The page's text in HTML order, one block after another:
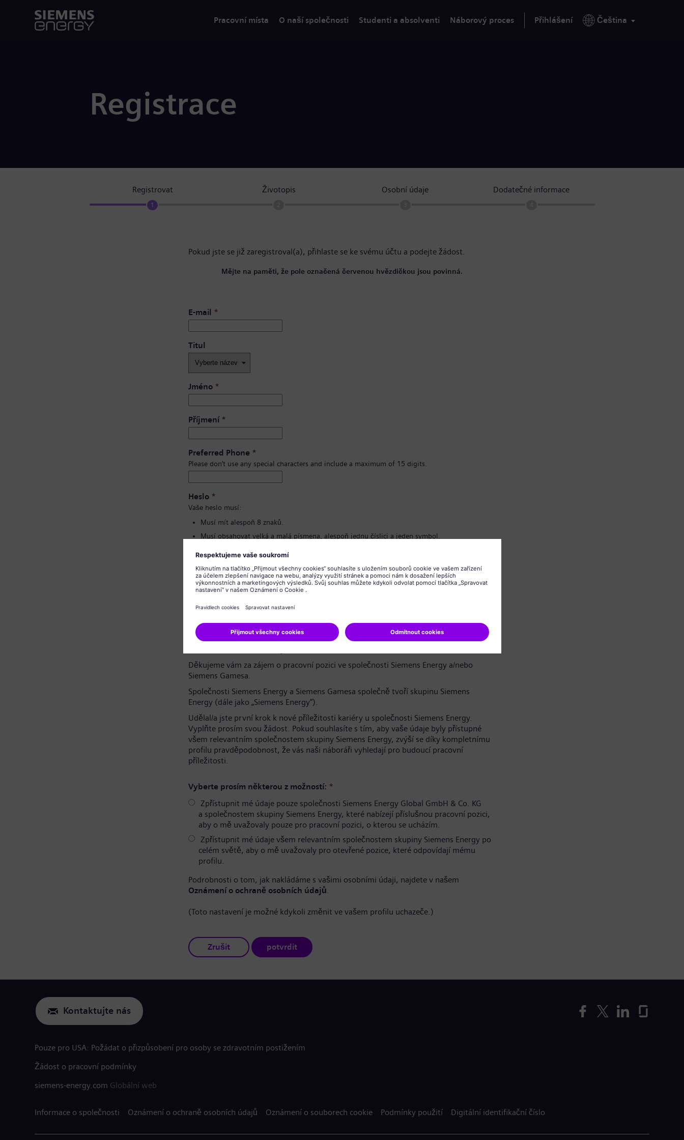
Pracovní místa O naší společnosti Studenti a absolventi Náborový proces Přihlášení Čeština
Registrace
Registrovat
1
Životopis Osobní údaje Dodatečné informace
Pokud jste se již zaregistroval(a), přihlaste se ke svému účtu a podejte žádost.
Mějte na paměti, že pole označená červenou hvězdičkou jsou povinná.
E-mail *
Titul
Jméno *
Příjmení*
Preferred Phone *
Please don’t use any special characters and include a maximum of 15 digits.
Heslo *
Vaše heslo musí:
Musí mít alespoň 8 znaků.
Musí obsahovat velká a malá písmena, alespoň jednu číslici a jeden symbol.
Oznámení o ochraně osobních údajů
Děkujeme vám za zájem o pracovní pozici ve společnosti Siemens Energy a/nebo
Siemens Gamesa.
Společnosti Siemens Energy a Siemens Gamesa společně tvoří skupinu Siemens
Energy (dále jako „Siemens Energy“).
Udělal/a jste první krok k nové příležitosti kariéry u společnosti Siemens Energy.
Vyplňte prosím svou žádost. Pokud souhlasíte s tím, aby vaše údaje byly přístupné
všem relevantním společnostem skupiny Siemens Energy, zvýší se díky kompletnímu
profilu pravděpodobnost, že vás naši náboráři vyhledají pro budoucí pracovní
příležitosti.
Vyberte prosím některou z možností: *
Zpřístupnit mé údaje pouze společnosti Siemens Energy Global GmbH & Co. KG
a společnostem skupiny Siemens Energy, které nabízejí příslušnou pracovní pozici,
aby o mě uvažovaly pouze pro pracovní pozici, o kterou se ucházím.
Zpřístupnit mé údaje všem relevantním společnostem skupiny Siemens Energy po
celém světě, aby o mě uvažovaly pro otevřené pozice, které odpovídají mému
profilu.
Podrobnosti o tom, jak nakládáme s vašimi osobními údaji, najdete v našem
Oznámení o ochraně osobních údajů.
(Toto nastavení je možné kdykoli změnit ve vašem profilu uchazeče.)
Zrušit potvrdit
Kontaktujte nás
Pouze pro USA: Požádat o přizpůsobení pro osoby se zdravotním postižením
Žádost o pracovní podmínky
siemens-energy.com Globální web
Informace o společnosti Oznámení o ochraně osobních údajů Oznámení o souborech cookie Podmínky použití Digitální identifikační číslo